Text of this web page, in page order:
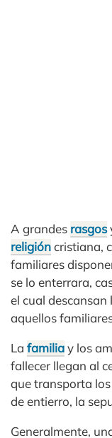
A grandes rasgos
religióncristiana,
familiares
se lo enterrara,
el cual descansan
aquellos
La familiay los
fallecer llegan al
que transporta
de entierro, la
Generalmente,